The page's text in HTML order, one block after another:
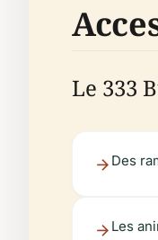
Le 333
Des
Les